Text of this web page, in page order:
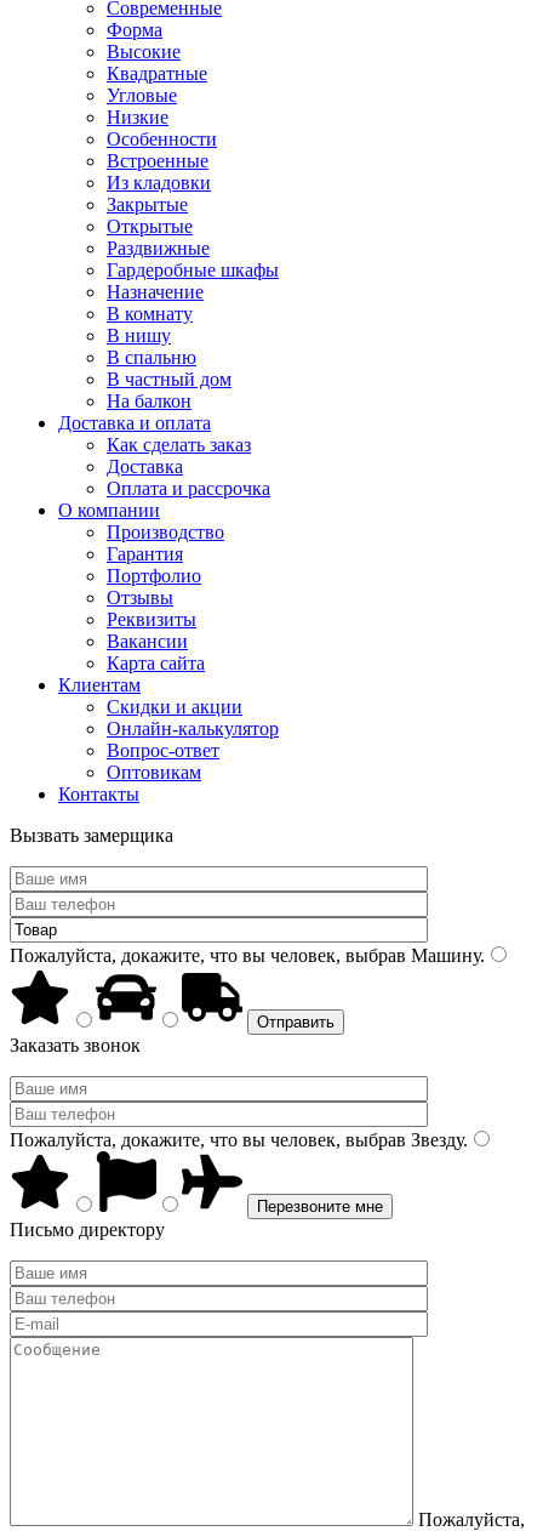
Современные
Форма
Высокие
Квадратные
Угловые
Низкие
Особенности
Встроенные
Из кладовки
Закрытые
Открытые
Раздвижные
Гардеробные шкафы
Назначение
В комнату
В нишу
В спальню
В частный дом
На балкон
Доставка и оплата
Как сделать заказ
Доставка
Оплата и рассрочка
О компании
Производство
Гарантия
Портфолио
Отзывы
Реквизиты
Вакансии
Карта сайта
Клиентам
Скидки и акции
Онлайн-калькулятор
Вопрос-ответ
Оптовикам
Контакты
Вызвать замерщика
Пожалуйста, докажите, что вы человек, выбрав Машину.
Заказать звонок
Пожалуйста, докажите, что вы человек, выбрав Звезду.
Письмо директору
Пожалуйста,